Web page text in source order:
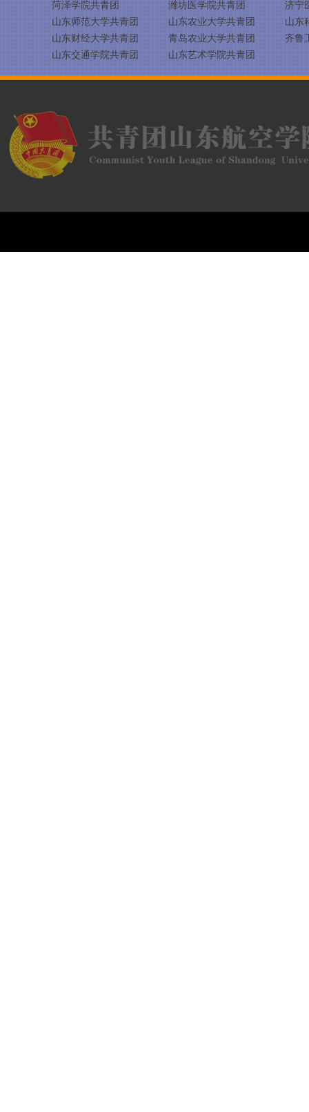
菏泽学院共青团 潍坊医学院共青团
济宁
山东师范大学共青团
山东农业大学共青团
山东
山东财经大学共青团
青岛农业大学共青团
齐鲁
山东交通学院共青团
山东艺术学院共青团